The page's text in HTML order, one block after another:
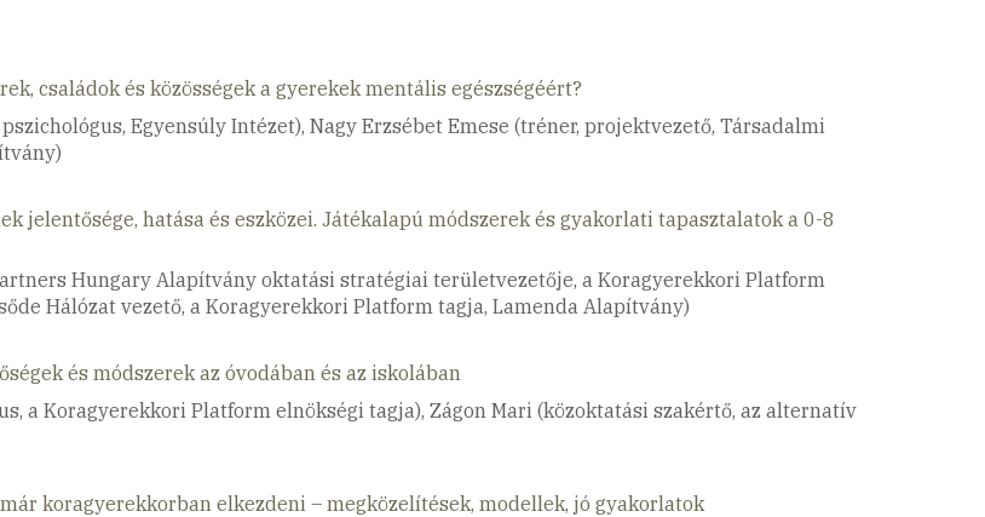
családok és közösségek a gyerekek mentális egészségéért?
Egyensúly Intézet), Nagy Erzsébet Emese (tréner, projektvezető, Társadalmi
jelentősége, hatása és eszközei. Játékalapú módszerek és gyakorlati tapasztalatok a 0-8
Hungary Alapítvány oktatási stratégiai területvezetője, a Koragyerekkori Platform
Hálózat vezető, a Koragyerekkori Platform tagja, Lamenda Alapítvány)
és módszerek az óvodában és az iskolában
a Koragyerekkori Platform elnökségi tagja), Zágon Mari (közoktatási szakértő, az alternatív
koragyerekkorban elkezdeni – megközelítések, modellek, jó gyakorlatok